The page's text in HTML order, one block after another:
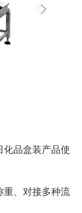
化品盒装产品使
重、对接多种流